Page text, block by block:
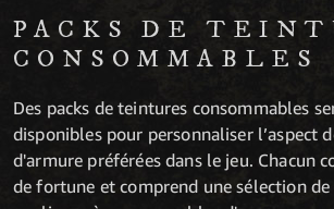
PACKS DE
CONSOMMABLES
Des packs de teintures consommables
disponibles pour personnaliser l’aspect
d'armure préférées dans le jeu. Chacun
de fortune et comprend une sélection de